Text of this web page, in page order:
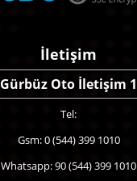
İletişim
Gürbüz Oto İletişim 1
Tel:
Gsm: 0 (544) 399 1010
Whatsapp: 90 (544) 399 1010